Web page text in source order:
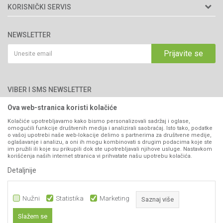
Matični broj: 11003826
76300 Bijeljina
066/44-99-00
O nama
Brendovi
Katalozi
Saradnja
Kontakt
KORISNIČKI SERVIS
Politika privatnosti
Kako kupiti
Isporuka
Pravo na odustajanje
Reklamacije
Povraćaj sredstava
Zamjena artikala
Plaćanje karticama
NEWSLETTER
Prijavite se
VIBER I SMS NEWSLETTER
PRATITE NAS
Ova web-stranica koristi kolačiće
Kolačiće upotrebljavamo kako bismo personalizovali sadržaj i oglase,
omogućili funkcije društvenih medija i analizirali saobraćaj. Isto tako, podatke
o vašoj upotrebi naše web-lokacije delimo s partnerima za društvene medije,
oglašavanje i analizu, a oni ih mogu kombinovati s drugim podacima koje ste
im pružili ili koje su prikupili dok ste upotrebljavali njihove usluge. Nastavkom
korišćenja naših internet stranica vi prihvatate našu upotrebu kolačića.
Detaljnije
Nužni Statistika Marketing Saznaj više
Slažem se